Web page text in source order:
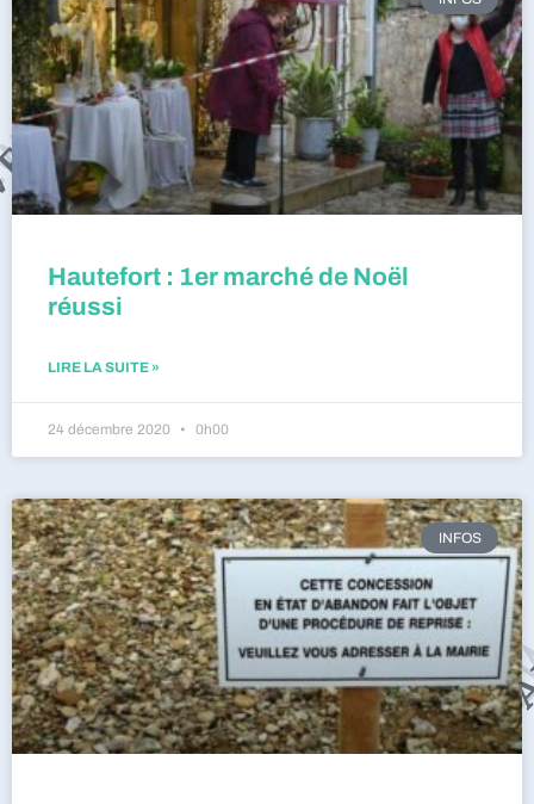
Hautefort : 1er marché de Noël
réussi
LIRE LA SUITE »
24 décembre 2020 0h00
INFOS